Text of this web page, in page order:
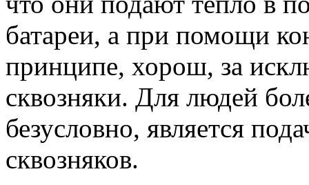
батареи, а при помощи
принципе, хорош, за
сквозняки. Для людей
безусловно, является
сквозняков.